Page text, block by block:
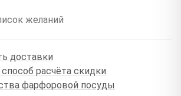
желаний
доставки
расчёта скидки
фарфоровой посуды